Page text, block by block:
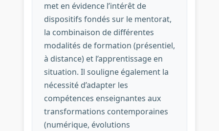
met en évidence l’intérêt de
dispositifs fondés sur le mentorat,
la combinaison de différentes
modalités de formation (présentiel,
à distance) et l’apprentissage en
situation. Il souligne également la
nécessité d’adapter les
compétences enseignantes aux
transformations contemporaines
(numérique, évolutions